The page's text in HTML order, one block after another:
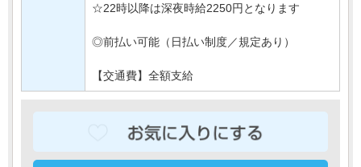
☆22時以降は深夜時給2250円となります
◎前払い可能（日払い制度／規定あり）
【交通費】全額支給